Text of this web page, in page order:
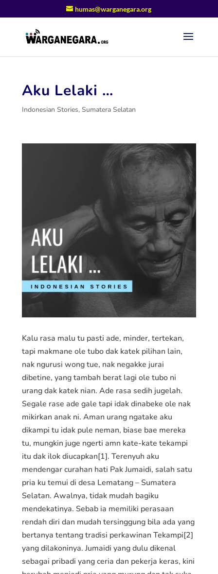
humas@warganegara.org
Aku Lelaki …
Indonesian Stories, Sumatera Selatan
Kalu rasa malu tu pasti ade, minder, tertekan,
tapi makmane ole tubo dak katek pilihan lain,
nak ngurusi wong tue, nak negakke jurai
dibetine, yang tambah berat lagi ole tubo ni
urang dak katek nian. Ade rasa sedih jugelah.
Segale rase ade gale tapi idak dinabeke ole nak
mikirkan anak ni. Aman urang ngatake aku
dikampi tu idak pule neman, biase bae mereka
tu, mungkin juge ngerti amn kate-kate tekampi
itu dak ilok diucapkan[1]. Terenyuh aku
mendengar curahan hati Pak Jumaidi, salah satu
pria ku temui di desa Lematang – Sumatera
Selatan. Awalnya, tidak mudah bagiku
mendekatinya. Sebab ia memiliki perasaan
rendah diri dan mudah tersinggung bila ada yang
bertanya tentang tradisi perkawinan Tekampi[2]
yang dilakoninya. Jumaidi yang dulu dikenal
sebagai pribadi yang ceria dan pekerja keras, kini